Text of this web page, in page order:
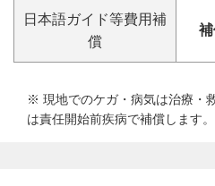
日本語ガイド等費用補
償
※ 現地でのケガ・病気は治療・
は責任開始前疾病で補償します。